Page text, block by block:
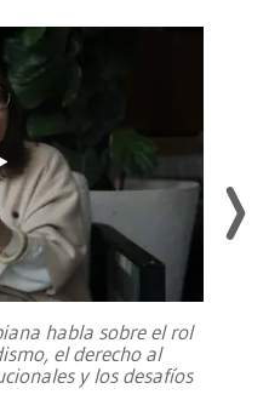
habla sobre el rol
el derecho al
y los desafíos